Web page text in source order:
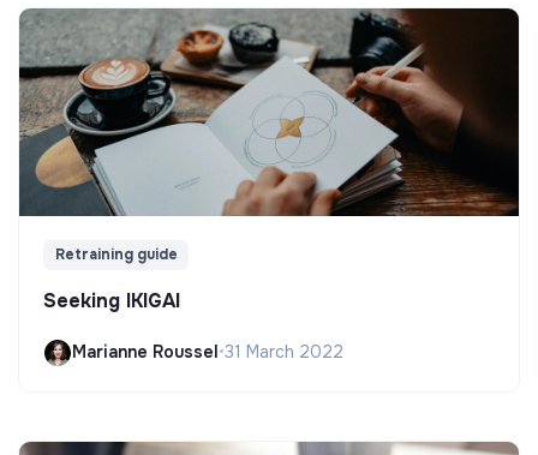
Retraining guide
Seeking IKIGAI
Marianne Roussel•31 March 2022